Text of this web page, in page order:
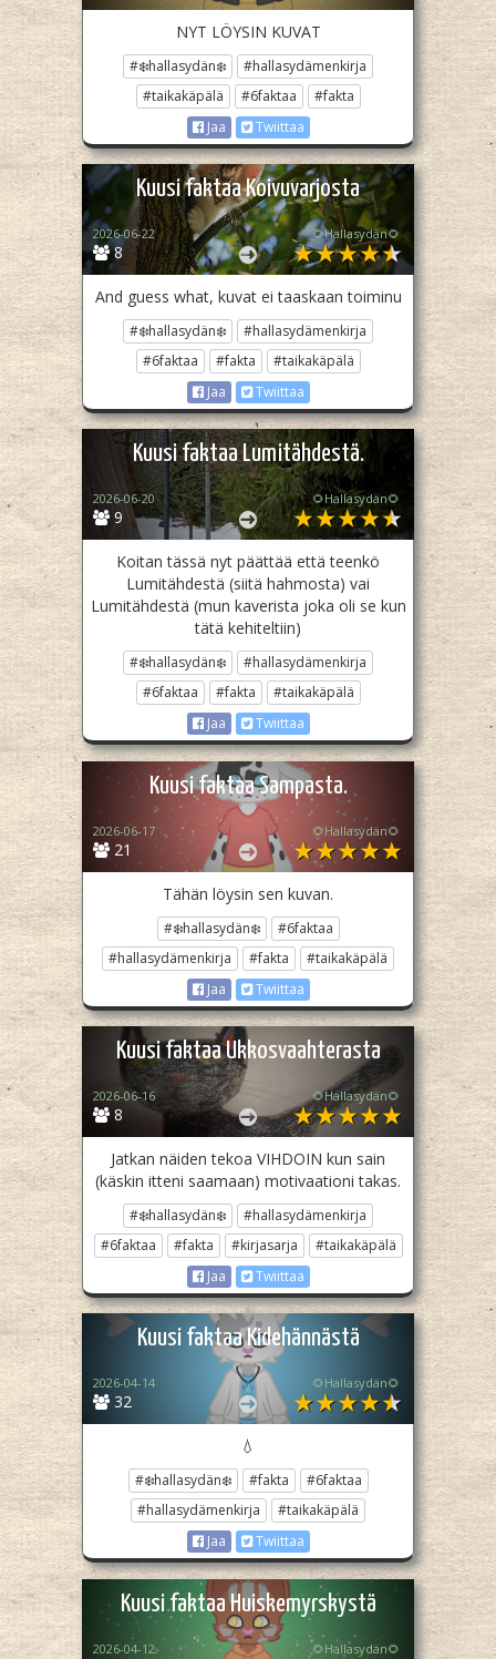
NYT LÖYSIN KUVAT
#❄️hallasydän❄️
#hallasydämenkirja
#taikakäpälä
#6faktaa
#fakta
Jaa
Twiittaa
Kuusi faktaa Koivuvarjosta
8
2026-06-22 🌻Hallasydän🌻
And guess what, kuvat ei taaskaan toiminu
#❄️hallasydän❄️
#hallasydämenkirja
#6faktaa
#fakta
#taikakäpälä
Jaa
Twiittaa
Kuusi faktaa Lumitähdestä.
9
2026-06-20 🌻Hallasydän🌻
Koitan tässä nyt päättää että teenkö
Lumitähdestä (siitä hahmosta) vai
Lumitähdestä (mun kaverista joka oli se kun
tätä kehiteltiin)
#❄️hallasydän❄️
#hallasydämenkirja
#6faktaa
#fakta
#taikakäpälä
Jaa
Twiittaa
Kuusi faktaa Sampasta.
21
2026-06-17 🌻Hallasydän🌻
Tähän löysin sen kuvan.
#❄️hallasydän❄️
#6faktaa
#hallasydämenkirja
#fakta
#taikakäpälä
Jaa
Twiittaa
Kuusi faktaa Ukkosvaahterasta
8
2026-06-16 🌻Hallasydän🌻
Jatkan näiden tekoa VIHDOIN kun sain
(käskin itteni saamaan) motivaationi takas.
#❄️hallasydän❄️
#hallasydämenkirja
#6faktaa
#fakta #kirjasarja
#taikakäpälä
Jaa
Twiittaa
Kuusi faktaa Kidehännästä
32
2026-04-14 🌻Hallasydän🌻
💧
#❄️hallasydän❄️ #fakta
#6faktaa
#hallasydämenkirja
#taikakäpälä
Jaa
Twiittaa
Kuusi faktaa Huiskemyrskystä
2026-04-12 🌻Hallasydän🌻